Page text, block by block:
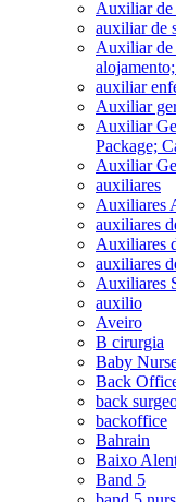
Auxiliar de
auxiliar de
Auxiliar de
auxiliar
Auxiliar
Auxiliar
Package;
Auxiliar
auxiliares
Auxiliares
auxiliares
Auxiliares
auxiliares
Auxiliares
auxilio
Aveiro
B cirurgia
Baby
Back
back
backoffice
Bahrain
Baixo
Band 5